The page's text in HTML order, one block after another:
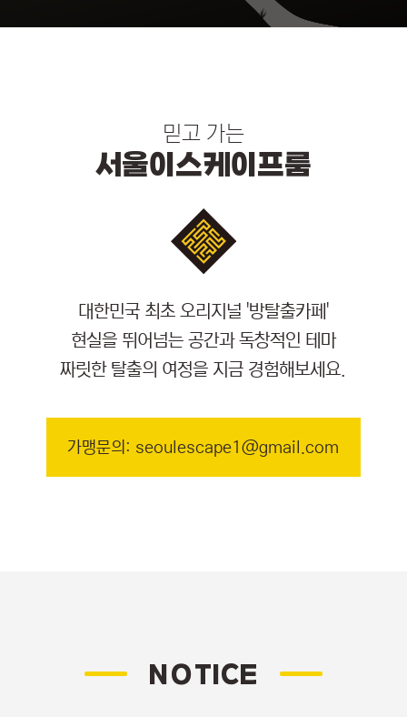
믿고 가는
서울이스케이프룸
대한민국 최초 오리지널 '방탈출카페'
현실을 뛰어넘는 공간과 독창적인 테마
짜릿한 탈출의 여정을 지금 경험해보세요.
가맹문의: seoulescape1@gmail.com
NOTICE